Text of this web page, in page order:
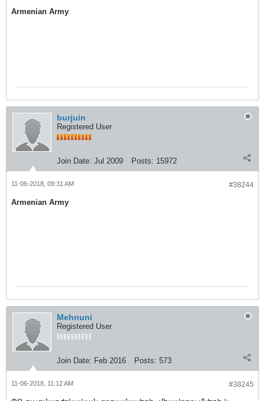
Armenian Army
burjuin
Registered User
Join Date: Jul 2009 Posts: 15972
#38244
11-06-2018, 09:31 AM
Armenian Army
Mehnuni
Registered User
Join Date: Feb 2016 Posts: 573
#38245
11-06-2018, 11:12 AM